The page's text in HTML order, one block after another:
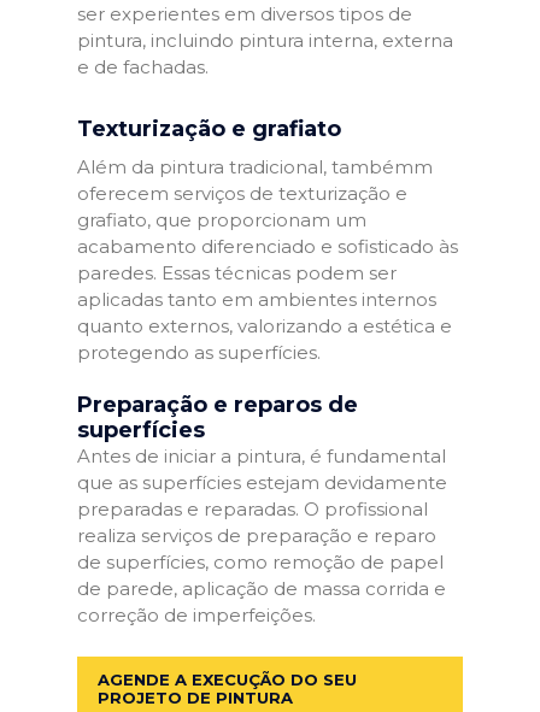
ser experientes em diversos tipos de
pintura, incluindo pintura interna, externa
e de fachadas.
Texturização e grafiato
Além da pintura tradicional, tambémm
oferecem serviços de texturização e
grafiato, que proporcionam um
acabamento diferenciado e sofisticado às
paredes. Essas técnicas podem ser
aplicadas tanto em ambientes internos
quanto externos, valorizando a estética e
protegendo as superfícies.
Preparação e reparos de
superfícies
Antes de iniciar a pintura, é fundamental
que as superfícies estejam devidamente
preparadas e reparadas. O profissional
realiza serviços de preparação e reparo
de superfícies, como remoção de papel
de parede, aplicação de massa corrida e
correção de imperfeições.
AGENDE A EXECUÇÃO DO SEU
PROJETO DE PINTURA